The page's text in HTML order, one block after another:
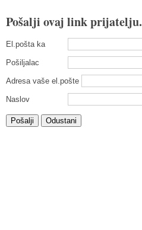
Pošalji ovaj link prijatelju.
El.pošta ka
Pošiljalac
Adresa vaše el.pošte
Naslov
Pošalji Odustani